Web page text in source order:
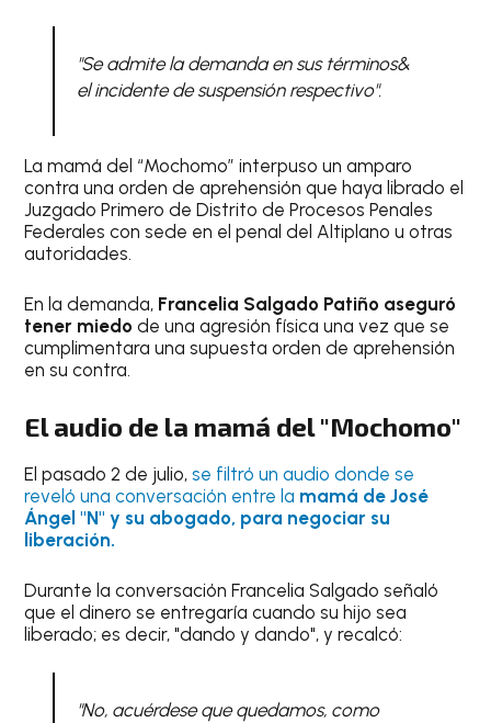
"Se admite la demanda en sus términos&
el incidente de suspensión respectivo".
La mamá del “Mochomo” interpuso un amparo
contra una orden de aprehensión que haya librado el
Juzgado Primero de Distrito de Procesos Penales
Federales con sede en el penal del Altiplano u otras
autoridades.
En la demanda, Francelia Salgado Patiño aseguró
tener miedode una agresión física una vez que se
cumplimentara una supuesta orden de aprehensión
en su contra.
El audio de la mamá del "Mochomo"
El pasado 2 de julio,se filtró un audio donde se
reveló una conversación entre la mamá de José
Ángel "N" y su abogado, para negociar su
liberación.
Durante la conversación Francelia Salgado señaló
que el dinero se entregaría cuando su hijo sea
liberado; es decir, "dando y dando", y recalcó:
"No, acuérdese que quedamos, como